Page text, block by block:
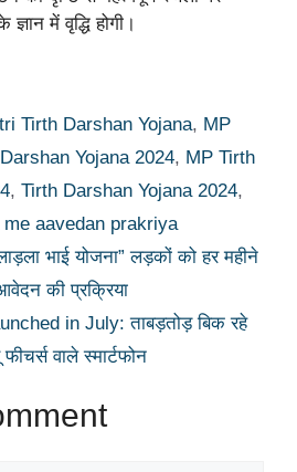
में वृद्धि होगी।
Tirth Darshan Yojana, MP
Yojana 2024, MP Tirth
, Tirth Darshan Yojana 2024,
aavedan prakriya
भाई योजना” लड़कों को हर महीने
की प्रक्रिया
in July: ताबड़तोड़ बिक रहे
वाले स्मार्टफोन